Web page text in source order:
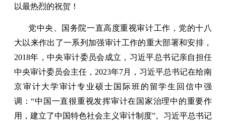
以最热烈的祝贺！
党中央、国务院一直高度重视审计工作，党的十八
大以来作出了一系列加强审计工作的重大部署和安排，
2018年，中央审计委员会成立，习近平总书记亲自担任
中央审计委员会主任，2023年7月，习近平总书记在给南
京审计大学审计专业硕士国际班的留学生回信中强
调：“中国一直很重视发挥审计在国家治理中的重要作
用，建立了中国特色社会主义审计制度”。习近平总书记